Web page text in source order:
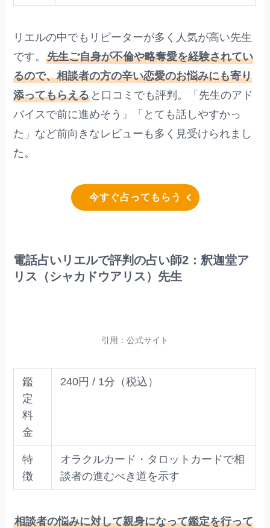
リエルの中でもリピーターが多く人気が高い先生
です。先生ご自身が不倫や略奪愛を経験されてい
るので、相談者の方の辛い恋愛のお悩みにも寄り
添ってもらえる と口コミでも評判。「先生のアド
バイスで前に進めそう」「とても話しやすかっ
た」など前向きなレビューも多く見受けられまし
た。
今すぐ占ってもらう
電話占いリエルで評判の占い師2：釈迦堂ア
リス（シャカドウアリス）先生
引用：公式サイト
鑑
定
料
金
240円 / 1分（税込）
特
徴
オラクルカード・タロットカードで相
談者の進むべき道を示す
相談者の悩みに対して親身になって鑑定を行って